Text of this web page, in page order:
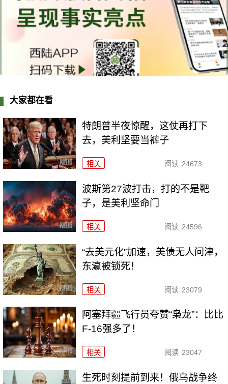
大家都在看
特朗普半夜惊醒，这仗再打下
去，美利坚要当裤子
相关 阅读 24673
波斯第27波打击，打的不是靶
子，是美利坚命门
相关 阅读 24596
“去美元化”加速，美债无人问津，
东瀛被锁死！
相关 阅读 23079
阿塞拜疆飞行员夸赞“枭龙”：比比
F-16强多了！
相关 阅读 23047
生死时刻提前到来！俄乌战争终